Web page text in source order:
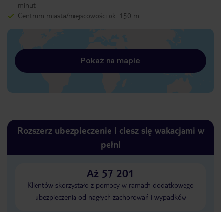
minut
Centrum miasta/miejscowości ok. 150 m
Pokaż na mapie
Rozszerz ubezpieczenie i ciesz się wakacjami w
pełni
Aż 57 201
Klientów skorzystało z pomocy w ramach dodatkowego
ubezpieczenia od nagłych zachorowań i wypadków